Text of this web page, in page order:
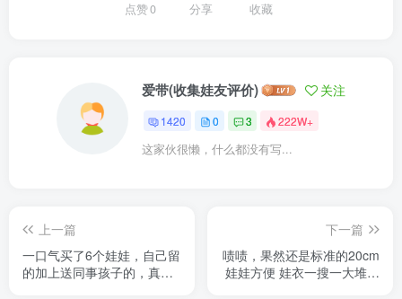
点赞0 分享 收藏
爱带(收集娃友评价) 关注
1420 0 3 222W+
这家伙很懒，什么都没有写...
上一篇
一口气买了6个娃娃，自己留
的加上送同事孩子的，真的
下一篇
啧啧，果然还是标准的20cm
娃娃方便 娃衣一搜一大堆合